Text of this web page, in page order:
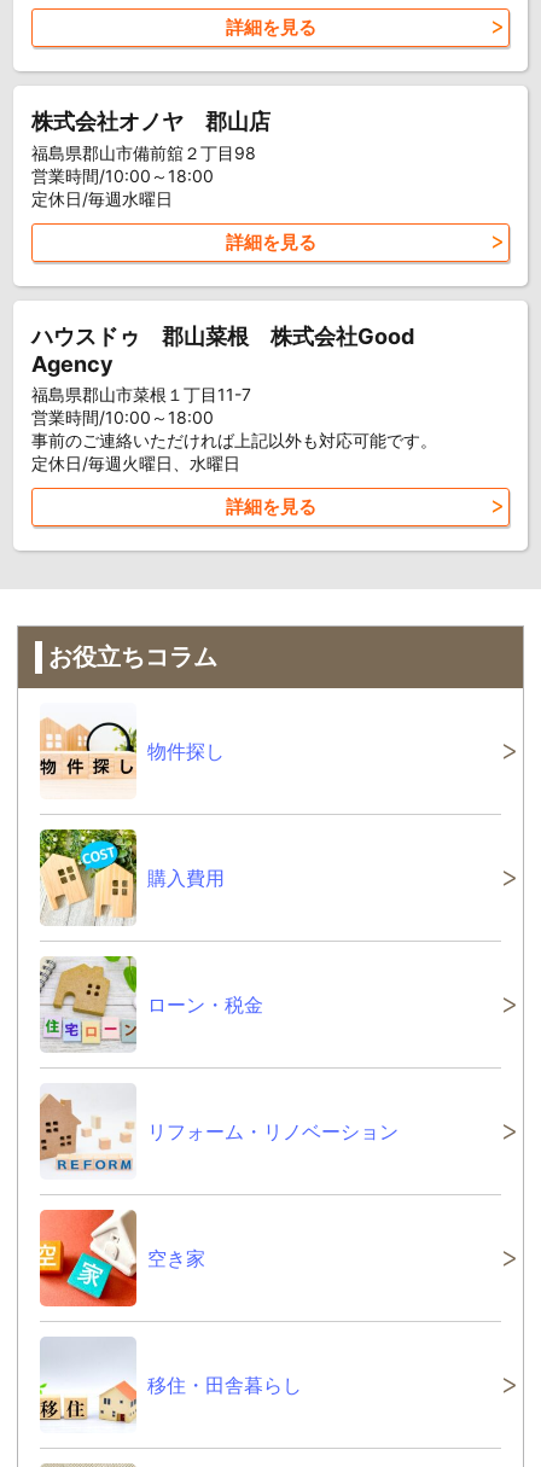
詳細を見る
株式会社オノヤ 郡山店
福島県郡山市備前舘２丁目98
営業時間/10:00～18:00
定休日/毎週水曜日
詳細を見る
ハウスドゥ 郡山菜根 株式会社Good
Agency
福島県郡山市菜根１丁目11-7
営業時間/10:00～18:00
事前のご連絡いただければ上記以外も対応可能です。
定休日/毎週火曜日、水曜日
詳細を見る
お役立ちコラム
物件探し
購入費用
ローン・税金
リフォーム・リノベーション
空き家
移住・田舎暮らし